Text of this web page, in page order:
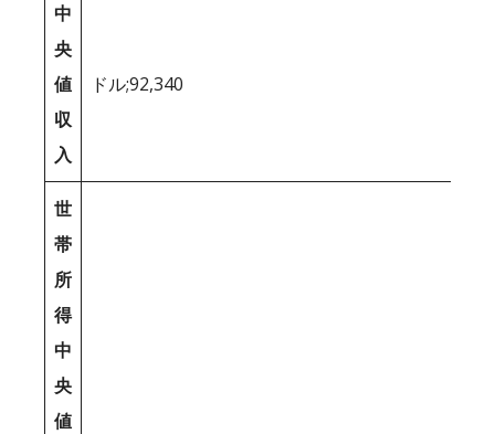
中
央
値
収
入
ドル;92,340
世
帯
所
得
中
央
値